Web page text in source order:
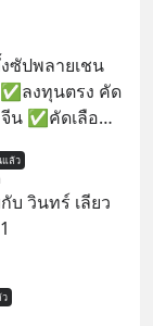
ซัปพลายเชน
ลงทุนตรง คัด
น ✅คัดเลือก
รงงานผลิตชิป
ยันหุ่นยนต์
Gain
แล้ว
บ วินทร์ เลียว